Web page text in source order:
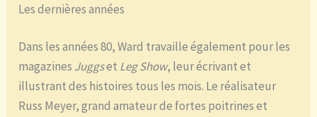
Les dernières années
Dans les années 80, Ward travaille également pour les
magazines Juggset Leg Show, leur écrivant et
illustrant des histoires tous les mois. Le réalisateur
Russ Meyer, grand amateur de fortes poitrines et